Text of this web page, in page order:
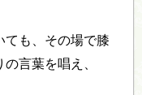
ても、その場で膝
言葉を唱え、